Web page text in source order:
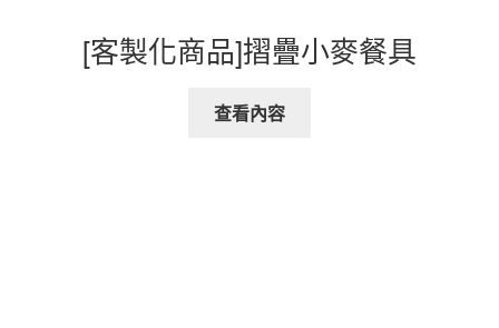
[客製化商品]摺疊小麥餐具
查看內容